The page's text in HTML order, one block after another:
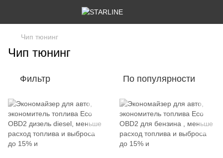
Чип тюнинг
Чип тюнинг
Фильтр По популярности